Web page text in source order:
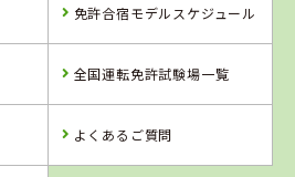
予 約
松江・島根自動
免許合宿モデルスケジュール
全国運転免許試験場一覧
よくあるご質問